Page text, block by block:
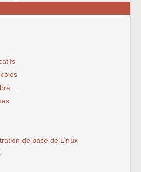
de base de Linux